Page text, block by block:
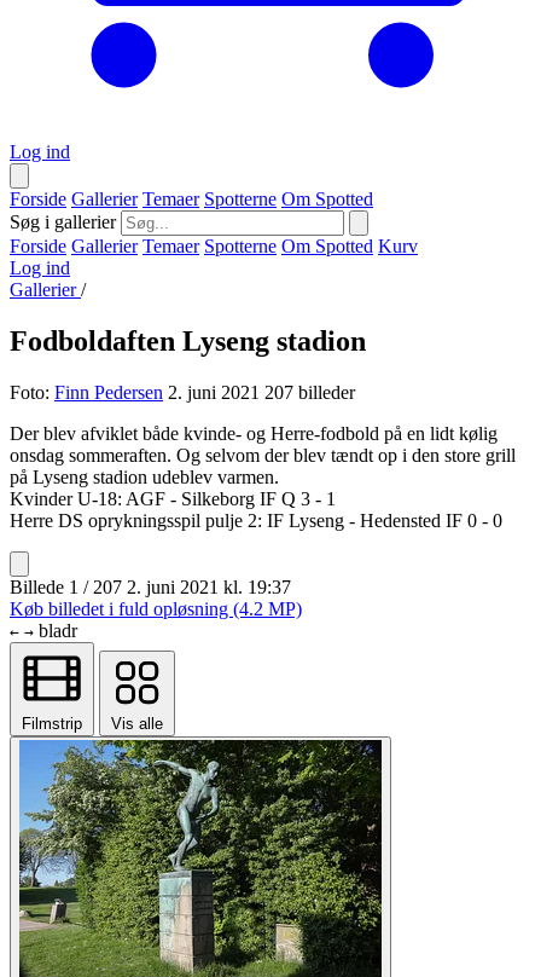
Log ind
Forside Gallerier Temaer Spotterne Om Spotted
Søg i gallerier
Forside Gallerier Temaer Spotterne Om Spotted Kurv
Log ind
Gallerier/
Fodboldaften Lyseng stadion
Foto: Finn Pedersen 2. juni 2021 207 billeder
Der blev afviklet både kvinde- og Herre-fodbold på en lidt kølig
onsdag sommeraften. Og selvom der blev tændt op i den store grill
på Lyseng stadion udeblev varmen.
Kvinder U-18: AGF - Silkeborg IF Q 3 - 1
Herre DS oprykningsspil pulje 2: IF Lyseng - Hedensted IF 0 - 0
Billede 1 / 207 2. juni 2021 kl. 19:37
Køb billedet i fuld opløsning (4.2 MP)
← → bladr
Filmstrip Vis alle